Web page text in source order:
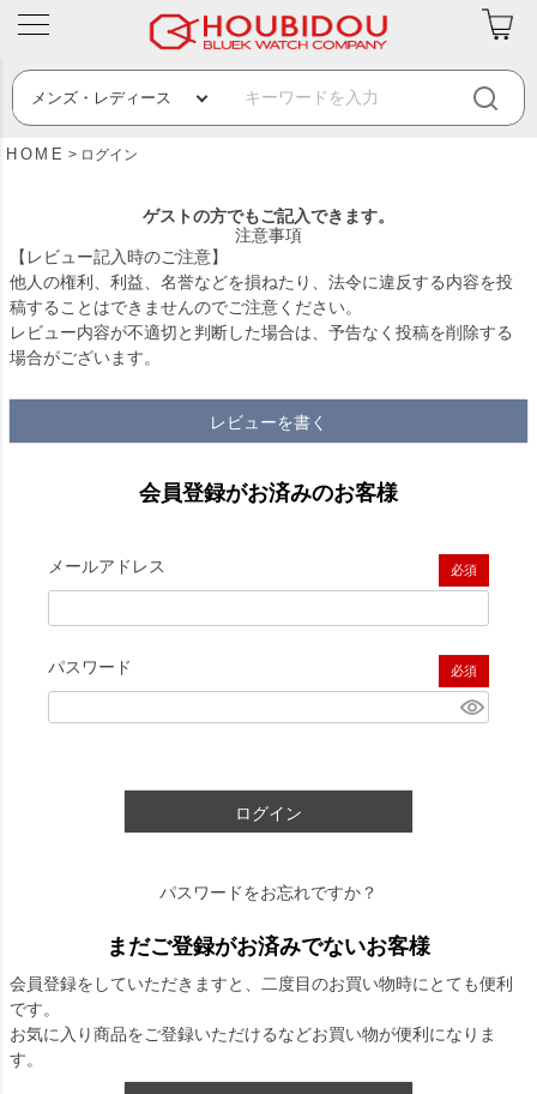
HOME ログイン
ゲストの方でもご記入できます。
注意事項
【レビュー記入時のご注意】
他人の権利、利益、名誉などを損ねたり、法令に違反する内容を投
稿することはできませんのでご注意ください。
レビュー内容が不適切と判断した場合は、予告なく投稿を削除する
場合がございます。
レビューを書く
会員登録がお済みのお客様
メールアドレス
(必須)
パスワード
(必須)
ログイン
パスワードをお忘れですか？
まだご登録がお済みでないお客様
会員登録をしていただきますと、二度目のお買い物時にとても便利
です。
お気に入り商品をご登録いただけるなどお買い物が便利になりま
す。